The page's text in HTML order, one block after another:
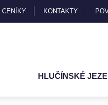
CENÍKY KONTAKTY
HLUČÍNSKÉ